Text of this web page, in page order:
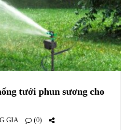
tưới phun sương cho
GIA (0)